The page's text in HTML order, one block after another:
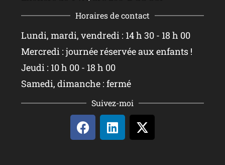
Horaires de contact
Lundi, mardi, vendredi : 14 h 30 - 18 h 00
Mercredi : journée réservée aux enfants !
Jeudi : 10 h 00 - 18 h 00
Samedi, dimanche : fermé
Suivez-moi